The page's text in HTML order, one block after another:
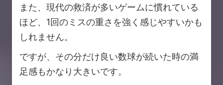
また、現代の救済が多いゲームに慣れている
ほど、1回のミスの重さを強く感じやすいかも
しれません。
ですが、その分だけ良い数球が続いた時の満
足感もかなり大きいです。